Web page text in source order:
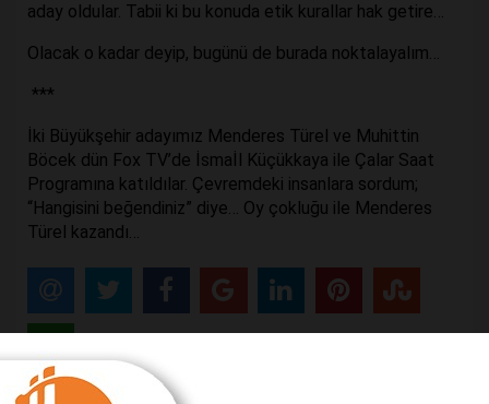
aday oldular. Tabii ki bu konuda etik kurallar hak getire…
Olacak o kadar deyip, bugünü de burada noktalayalım…
***
İki Büyükşehir adayımız Menderes Türel ve Muhittin
Böcek dün Fox TV’de İsmaİl Küçükkaya ile Çalar Saat
Programına katıldılar. Çevremdeki insanlara sordum;
“Hangisini beğendiniz” diye… Oy çokluğu ile Menderes
Türel kazandı…